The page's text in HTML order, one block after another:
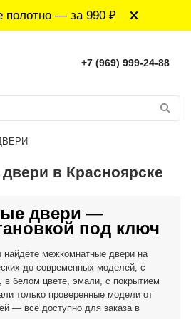
полотно — за 990 ₽
+7 (969) 999-24-88
в Красноярске
двери —
под ключ
найдёте межкомнатные двери на
до современных моделей, с
в белом цвете, эмали, с покрытием
только проверенные модели от
— всё доступно для заказа в